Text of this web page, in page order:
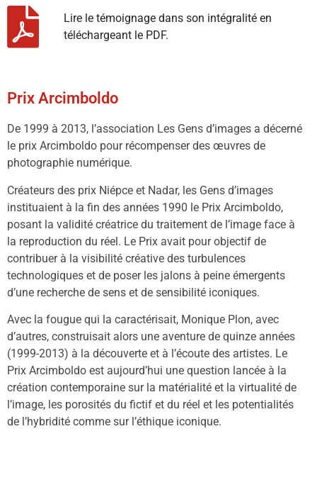
Lire le témoignage dans son intégralité en
téléchargeant le PDF.
Prix Arcimboldo
De 1999 à 2013, l’association Les Gens d’images a décerné
le prix Arcimboldo pour récompenser des œuvres de
photographie numérique.
Créateurs des prix Niépce et Nadar, les Gens d’images
instituaient à la fin des années 1990 le Prix Arcimboldo,
posant la validité créatrice du traitement de l’image face à
la reproduction du réel. Le Prix avait pour objectif de
contribuer à la visibilité créative des turbulences
technologiques et de poser les jalons à peine émergents
d’une recherche de sens et de sensibilité iconiques.
Avec la fougue qui la caractérisait, Monique Plon, avec
d’autres, construisait alors une aventure de quinze années
(1999-2013) à la découverte et à l’écoute des artistes. Le
Prix Arcimboldo est aujourd’hui une question lancée à la
création contemporaine sur la matérialité et la virtualité de
l’image, les porosités du fictif et du réel et les potentialités
de l’hybridité comme sur l’éthique iconique.